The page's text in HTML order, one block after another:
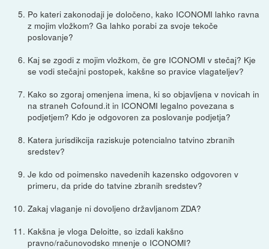
Po kateri zakonodaji je določeno, kako ICONOMI lahko ravna
z mojim vložkom? Ga lahko porabi za svoje tekoče
poslovanje?
Kaj se zgodi z mojim vložkom, če gre ICONOMI v stečaj? Kje
se vodi stečajni postopek, kakšne so pravice vlagateljev?
Kako so zgoraj omenjena imena, ki so objavljena v novicah in
na straneh Cofound.it in ICONOMI legalno povezana s
podjetjem? Kdo je odgovoren za poslovanje podjetja?
Katera jurisdikcija raziskuje potencialno tatvino zbranih
sredstev?
Je kdo od poimensko navedenih kazensko odgovoren v
primeru, da pride do tatvine zbranih sredstev?
Zakaj vlaganje ni dovoljeno državljanom ZDA?
Kakšna je vloga Deloitte, so izdali kakšno
pravno/računovodsko mnenje o ICONOMI?